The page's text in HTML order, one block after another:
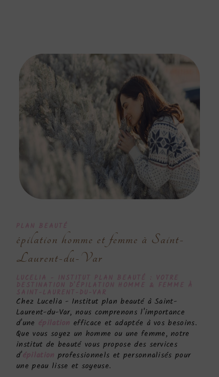
PLAN BEAUTÉ
épilation homme et femme à Saint-
Laurent-du-Var
LUCELIA - INSTITUT PLAN BEAUTÉ : VOTRE
DESTINATION D'ÉPILATION HOMME & FEMME À
SAINT-LAURENT-DU-VAR
Chez Lucelia - Institut plan beauté à Saint-
Laurent-du-Var, nous comprenons l'importance
d'une épilation efficace et adaptée à vos besoins.
Que vous soyez un homme ou une femme, notre
institut de beauté vous propose des services
d'épilation professionnels et personnalisés pour
une peau lisse et soyeuse.